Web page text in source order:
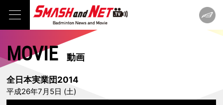
MOVIE動画
全日本実業団2014
平成26年7月5日 (土)